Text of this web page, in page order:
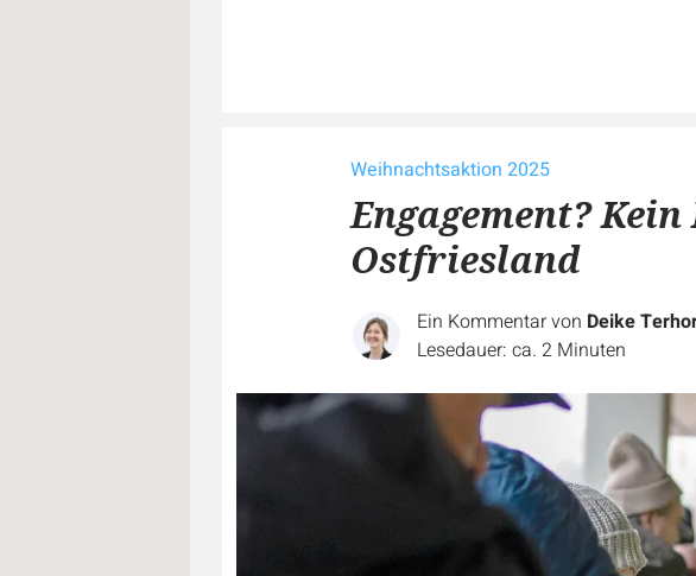
Weihnachtsaktion 2025
Engagement?
Ostfriesland
Ein Kommentar von Deike
Lesedauer: ca. 2 Minuten